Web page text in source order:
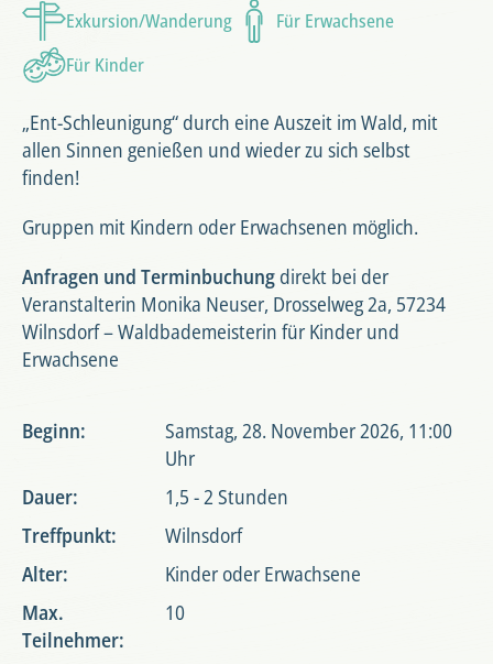
Exkursion/Wanderung
Für Erwachsene
Für Kinder
„Ent-Schleunigung“ durch eine Auszeit im Wald, mit
allen Sinnen genießen und wieder zu sich selbst
finden!
Gruppen mit Kindern oder Erwachsenen möglich.
Anfragen und Terminbuchung direkt bei der
Veranstalterin Monika Neuser, Drosselweg 2a, 57234
Wilnsdorf – Waldbademeisterin für Kinder und
Erwachsene
Beginn:
Samstag, 28. November 2026, 11:00
Uhr
Dauer:
1,5 - 2 Stunden
Treffpunkt:
Wilnsdorf
Alter:
Kinder oder Erwachsene
Max.
Teilnehmer:
10